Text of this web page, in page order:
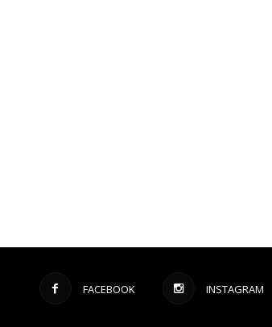
FACEBOOK INSTAGRAM